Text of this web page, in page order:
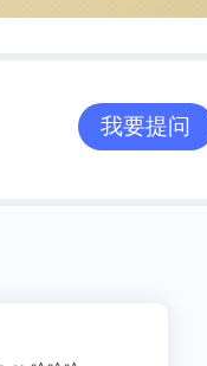
和运营(公安、
和12%。
我要提问